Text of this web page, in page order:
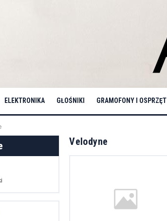
ELEKTRONIKA GŁOŚNIKI GRAMOFONY I OSPRZĘT
Velodyne